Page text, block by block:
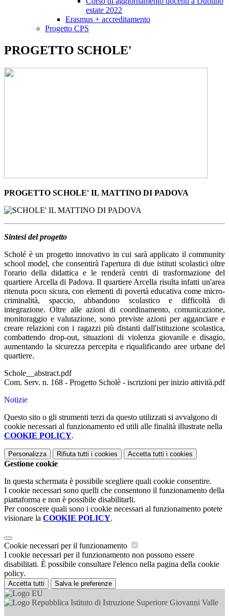
estate 2022
Erasmus + accreditamento
Progetto CPS
PROGETTO SCHOLE'
PROGETTO SCHOLE' IL MATTINO DI PADOVA
Sintesi del progetto
Scholé è un progetto innovativo in cui sarà applicato il community
school model, che consentirà l'apertura di due istituti scolastici oltre
l'orario della didattica e le renderà centri di trasformazione del
quartiere Arcella di Padova. Il quartiere Arcella risulta infatti un'area
ritenuta poco sicura, con elementi di povertà educativa come micro-
criminalità, spaccio, abbandono scolastico e difficoltà di
integrazione. Oltre alle azioni di coordinamento, comunicazione,
monitoraggio e valutazione, sono previste azioni per agganciare e
creare relazioni con i ragazzi più distanti dall'istituzione scolastica,
combattendo drop-out, situazioni di violenza giovanile e disagio,
aumentando la sicurezza percepita e riqualificando aree urbane del
quartiere.
Schole__abstract.pdf
Com. Serv. n. 168 - Progetto Scholè - iscrizioni per inizio attività.pdf
Notizie
Questo sito o gli strumenti terzi da questo utilizzati si avvalgono di
cookie necessari al funzionamento ed utili alle finalità illustrate nella
COOKIE POLICY.
Personalizza Rifiuta tutti i cookies Accetta tutti i cookies
Gestione cookie
In questa schermata è possibile scegliere quali cookie consentire.
I cookie necessari sono quelli che consentono il funzionamento della
piattaforma e non è possibile disabilitarli.
Per conoscere quali sono i cookie necessari al funzionamento potete
visionare la COOKIE POLICY.
Cookie necessari per il funzionamento
I cookie necessari per il funzionamento non possono essere
disabilitati. È possibile consultare l'elenco nella pagina della cookie
policy.
Accetta tutti Salva le preferenze
Istituto di Istruzione Superiore Giovanni Valle